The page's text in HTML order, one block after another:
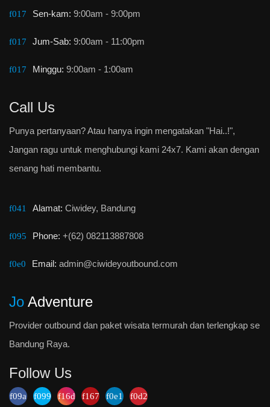
Sen-kam: 9:00am - 9:00pm
Jum-Sab: 9:00am - 11:00pm
Minggu: 9:00am - 1:00am
Call Us
Punya pertanyaan? Atau hanya ingin mengatakan "Hai..!",
Jangan ragu untuk menghubungi kami 24x7. Kami akan dengan
senang hati membantu.
Alamat: Ciwidey, Bandung
Phone: +(62) 082113887808
Email: admin@ciwideyoutbound.com
Jo Adventure
Provider outbound dan paket wisata termurah dan terlengkap se
Bandung Raya.
Follow Us